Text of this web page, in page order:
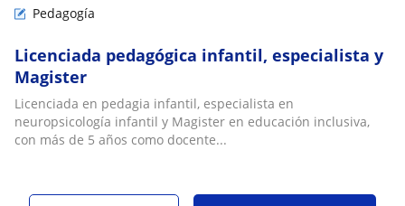
Pedagogía
Licenciada pedagógica infantil, especialista y
Magister
Licenciada en pedagia infantil, especialista en
neuropsicología infantil y Magister en educación inclusiva,
con más de 5 años como docente...